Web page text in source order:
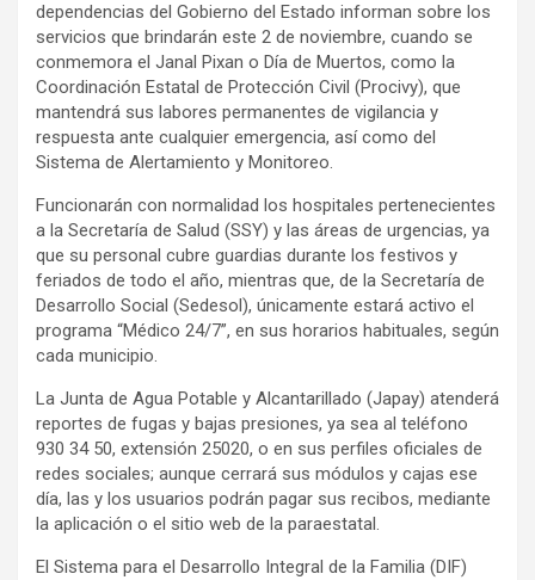
dependencias del Gobierno del Estado informan sobre los
servicios que brindarán este 2 de noviembre, cuando se
conmemora el Janal Pixan o Día de Muertos, como la
Coordinación Estatal de Protección Civil (Procivy), que
mantendrá sus labores permanentes de vigilancia y
respuesta ante cualquier emergencia, así como del
Sistema de Alertamiento y Monitoreo.
Funcionarán con normalidad los hospitales pertenecientes
a la Secretaría de Salud (SSY) y las áreas de urgencias, ya
que su personal cubre guardias durante los festivos y
feriados de todo el año, mientras que, de la Secretaría de
Desarrollo Social (Sedesol), únicamente estará activo el
programa “Médico 24/7”, en sus horarios habituales, según
cada municipio.
La Junta de Agua Potable y Alcantarillado (Japay) atenderá
reportes de fugas y bajas presiones, ya sea al teléfono
930 34 50, extensión 25020, o en sus perfiles oficiales de
redes sociales; aunque cerrará sus módulos y cajas ese
día, las y los usuarios podrán pagar sus recibos, mediante
la aplicación o el sitio web de la paraestatal.
El Sistema para el Desarrollo Integral de la Familia (DIF)